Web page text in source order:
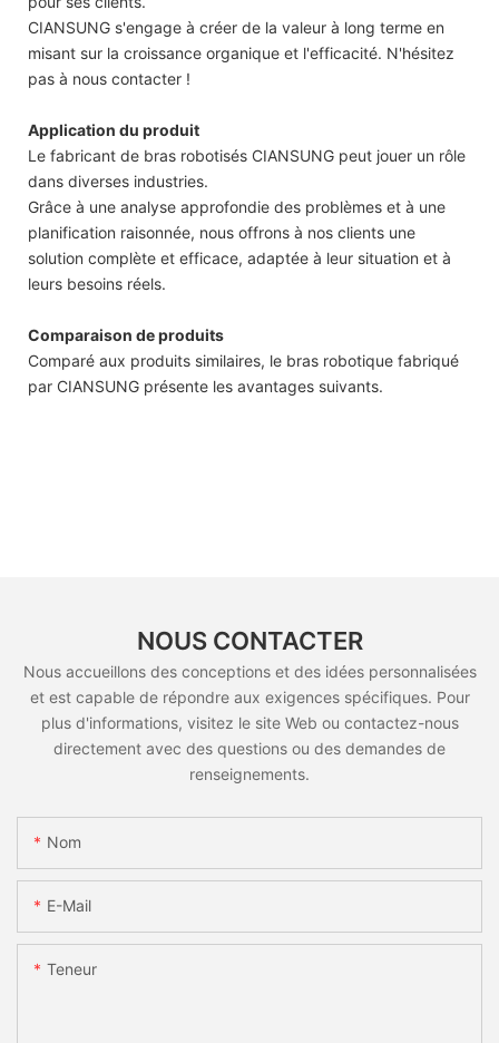
CIANSUNG s'engage à créer de la valeur à long terme en
misant sur la croissance organique et l'efficacité. N'hésitez
pas à nous contacter !
Application du produit
Le fabricant de bras robotisés CIANSUNG peut jouer un rôle
dans diverses industries.
Grâce à une analyse approfondie des problèmes et à une
planification raisonnée, nous offrons à nos clients une
solution complète et efficace, adaptée à leur situation et à
leurs besoins réels.
Comparaison de produits
Comparé aux produits similaires, le bras robotique fabriqué
par CIANSUNG présente les avantages suivants.
NOUS CONTACTER
Nous accueillons des conceptions et des idées personnalisées
et est capable de répondre aux exigences spécifiques. Pour
plus d'informations, visitez le site Web ou contactez-nous
directement avec des questions ou des demandes de
renseignements.
Nom
E-Mail
Teneur